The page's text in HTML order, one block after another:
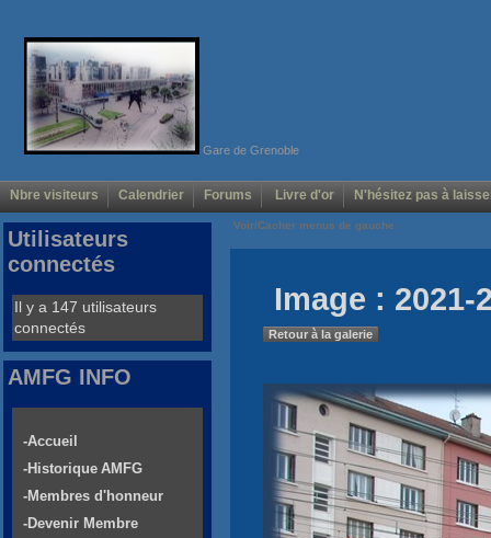
Gare de Grenoble
Nbre visiteurs Calendrier Forums Livre d'or N'hésitez pas à
Voir/Cacher menus de gauche
Image : 2021-
Retour à la galerie
Utilisateurs
connectés
Il y a 147 utilisateurs
connectés
AMFG INFO
-Accueil
-Historique AMFG
-Membres d'honneur
-Devenir Membre